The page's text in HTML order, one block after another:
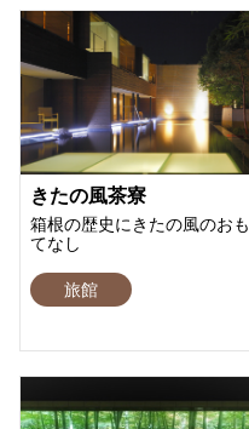
きたの風茶寮
箱根の歴史にきたの風のおも
てなし
旅館